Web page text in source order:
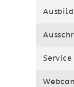
Service